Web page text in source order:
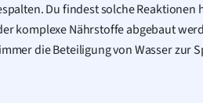
Du findest solche
komplexe Nährstoffe abgebaut
die Beteiligung von Wasser zur